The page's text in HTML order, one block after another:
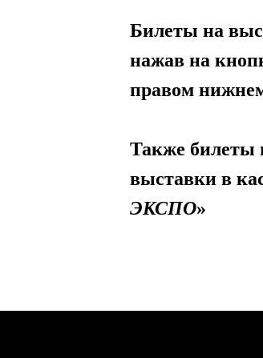
Билеты на
нажав на
правом
Также билеты
выставки в
ЭКСПО»